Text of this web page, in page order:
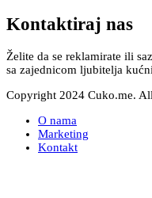
Kontaktiraj nas
Želite da se reklamirate ili
sa zajednicom ljubitelja
Copyright 2024 Cuko.me.
O nama
Marketing
Kontakt